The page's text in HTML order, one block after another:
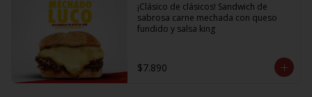
¡Clásico de clásicos! Sandwich de
sabrosa carne mechada con queso
fundido y salsa king
$7.890